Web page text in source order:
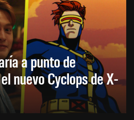
a punto de
nuevo Cyclops de X-